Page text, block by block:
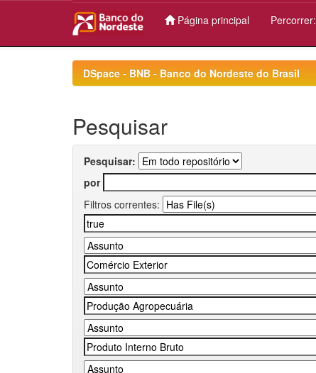
Página principal Percorrer:
DSpace - BNB - Banco do Nordeste do Brasil
Pesquisar
Pesquisar:
por
Filtros correntes: